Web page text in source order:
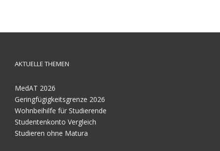
AKTUELLE THEMEN
MedAT 2026
Geringfügigkeitsgrenze 2026
Wohnbeihilfe für Studierende
Studentenkonto Vergleich
Studieren ohne Matura